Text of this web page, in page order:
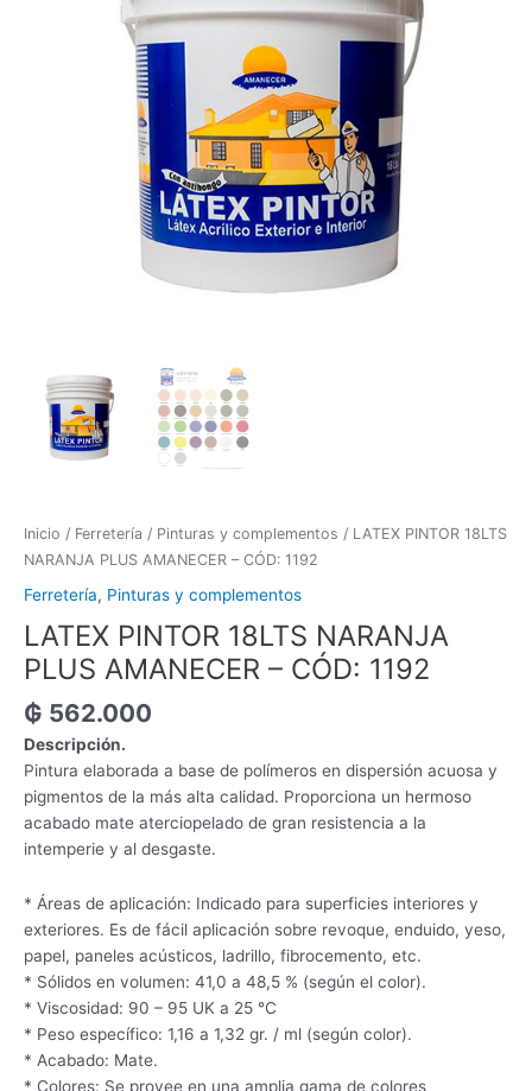
Inicio / Ferretería / Pinturas y complementos / LATEX PINTOR 18LTS
NARANJA PLUS AMANECER – CÓD: 1192
Ferretería, Pinturas y complementos
LATEX PINTOR 18LTS NARANJA
PLUS AMANECER – CÓD: 1192
₲ 562.000
Descripción.
Pintura elaborada a base de polímeros en dispersión acuosa y
pigmentos de la más alta calidad. Proporciona un hermoso
acabado mate aterciopelado de gran resistencia a la
intemperie y al desgaste.
* Áreas de aplicación: Indicado para superficies interiores y
exteriores. Es de fácil aplicación sobre revoque, enduido, yeso,
papel, paneles acústicos, ladrillo, fibrocemento, etc.
* Sólidos en volumen: 41,0 a 48,5 % (según el color).
* Viscosidad: 90 – 95 UK a 25 °C
* Peso específico: 1,16 a 1,32 gr. / ml (según color).
* Acabado: Mate.
* Colores: Se provee en una amplia gama de colores